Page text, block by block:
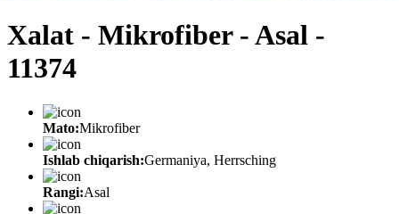
Хalat - Mikrofiber - Asal -
11374
Mato:Mikrofiber
Ishlab chiqarish:Germaniya, Herrsching
Rangi:Asal